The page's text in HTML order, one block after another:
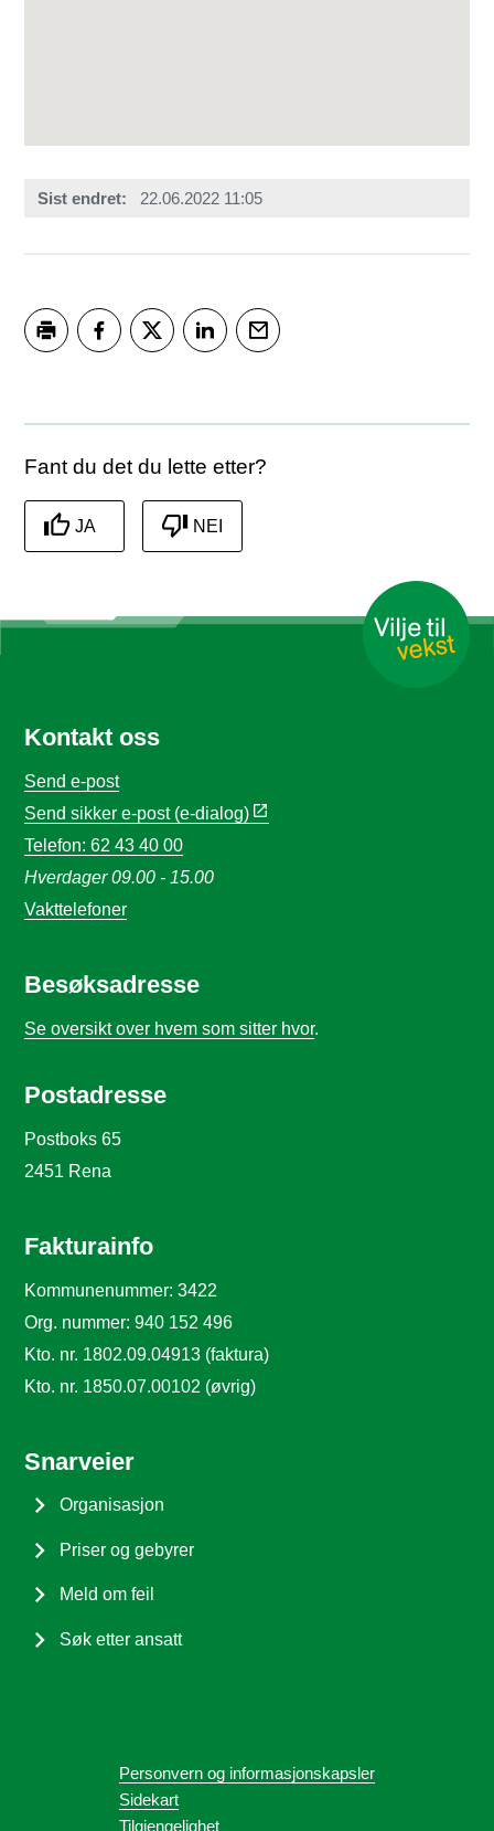
Sist endret 22.06.2022 11:05
Fant du det du lette etter?
JA NEI
Kontakt oss
Send e-post
Send sikker e-post (e-dialog)
Telefon: 62 43 40 00
Hverdager 09.00 - 15.00
Vakttelefoner
Besøksadresse
Se oversikt over hvem som sitter hvor.
Postadresse
Postboks 65
2451 Rena
Fakturainfo
Kommunenummer: 3422
Org. nummer: 940 152 496
Kto. nr. 1802.09.04913 (faktura)
Kto. nr. 1850.07.00102 (øvrig)
Snarveier
Organisasjon
Priser og gebyrer
Meld om feil
Søk etter ansatt
Personvern og informasjonskapsler
Sidekart
Tilgjengelighet